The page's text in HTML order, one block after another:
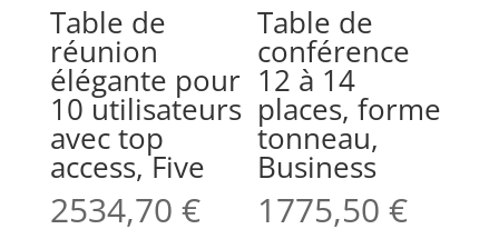
Table de
réunion
élégante pour
10 utilisateurs
avec top
access, Five
2534,70 €
Table de
conférence
12 à 14
places, forme
tonneau,
Business
1775,50€